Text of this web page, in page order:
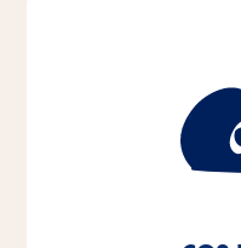
Durch die Nutzung
auf